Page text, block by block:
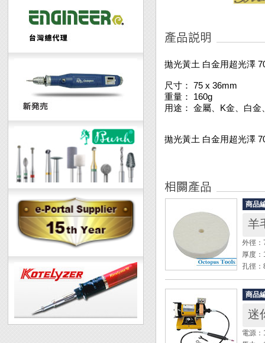
拋光黃土 白金用超光澤
尺寸： 75 x 36mm
重量： 160g
用途： 金屬、K金、白金
拋光黃土 白金用超光澤
商品
羊
外徑
厚度
孔徑
◆ 用途
◆ 硬質
商品
迷
電源